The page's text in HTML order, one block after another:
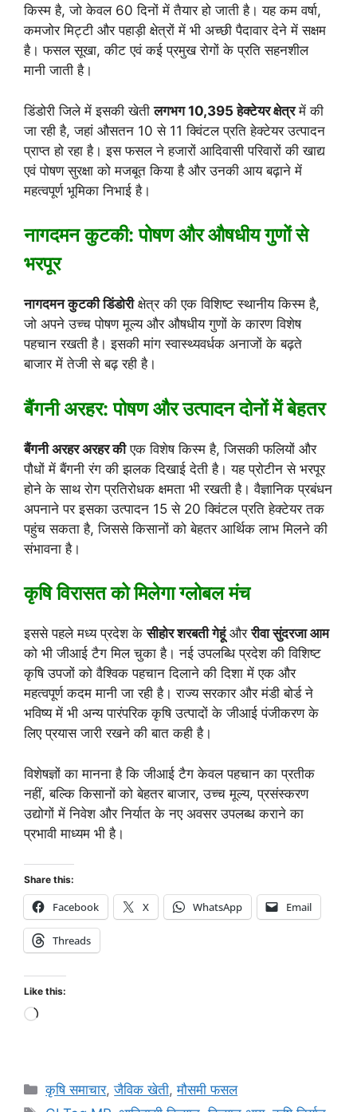
किस्म है, जो केवल 60 दिनों में तैयार हो जाती है। यह कम वर्षा,
कमजोर मिट्टी और पहाड़ी क्षेत्रों में भी अच्छी पैदावार देने में सक्षम
है। फसल सूखा, कीट एवं कई प्रमुख रोगों के प्रति सहनशील
मानी जाती है।
डिंडोरी जिले में इसकी खेतीलगभग 10,395 हेक्टेयर क्षेत्रमें की
जा रही है, जहां औसतन 10 से 11 क्विंटल प्रति हेक्टेयर उत्पादन
प्राप्त हो रहा है। इस फसल ने हजारों आदिवासी परिवारों की खाद्य
एवं पोषण सुरक्षा को मजबूत किया है और उनकी आय बढ़ाने में
महत्वपूर्ण भूमिका निभाई है।
नागदमन कुटकी: पोषण और औषधीय गुणों से
भरपूर
नागदमन कुटकी डिंडोरीक्षेत्र की एक विशिष्ट स्थानीय किस्म है,
जो अपने उच्च पोषण मूल्य और औषधीय गुणों के कारण विशेष
पहचान रखती है। इसकी मांग स्वास्थ्यवर्धक अनाजों के बढ़ते
बाजार में तेजी से बढ़ रही है।
बैंगनी अरहर: पोषण और उत्पादन दोनों में बेहतर
बैंगनी अरहर अरहर कीएक विशेष किस्म है, जिसकी फलियों और
पौधों में बैंगनी रंग की झलक दिखाई देती है। यह प्रोटीन से भरपूर
होने के साथ रोग प्रतिरोधक क्षमता भी रखती है। वैज्ञानिक प्रबंधन
अपनाने पर इसका उत्पादन 15 से 20 क्विंटल प्रति हेक्टेयर तक
पहुंच सकता है, जिससे किसानों को बेहतर आर्थिक लाभ मिलने की
संभावना है।
कृषि विरासत को मिलेगा ग्लोबल मंच
इससे पहले मध्य प्रदेश केसीहोर शरबती गेहूंऔररीवा सुंदरजा आम
को भी जीआई टैग मिल चुका है। नई उपलब्धि प्रदेश की विशिष्ट
कृषि उपजों को वैश्विक पहचान दिलाने की दिशा में एक और
महत्वपूर्ण कदम मानी जा रही है। राज्य सरकार और मंडी बोर्ड ने
भविष्य में भी अन्य पारंपरिक कृषि उत्पादों के जीआई पंजीकरण के
लिए प्रयास जारी रखने की बात कही है।
विशेषज्ञों का मानना है कि जीआई टैग केवल पहचान का प्रतीक
नहीं, बल्कि किसानों को बेहतर बाजार, उच्च मूल्य, प्रसंस्करण
उद्योगों में निवेश और निर्यात के नए अवसर उपलब्ध कराने का
प्रभावी माध्यम भी है।
Share this:
Facebook X WhatsApp Email
Threads
Like this:
कृषि समाचार,जैविक खेती,मौसमी फसल